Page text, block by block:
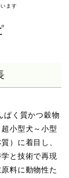
ます
ぱく質かつ穀物
小型犬～小型
）に着目し、
と技術で再現
料に動物性た